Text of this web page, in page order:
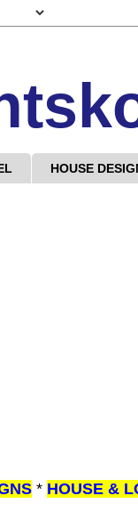
HOUSE
* HOUSE &